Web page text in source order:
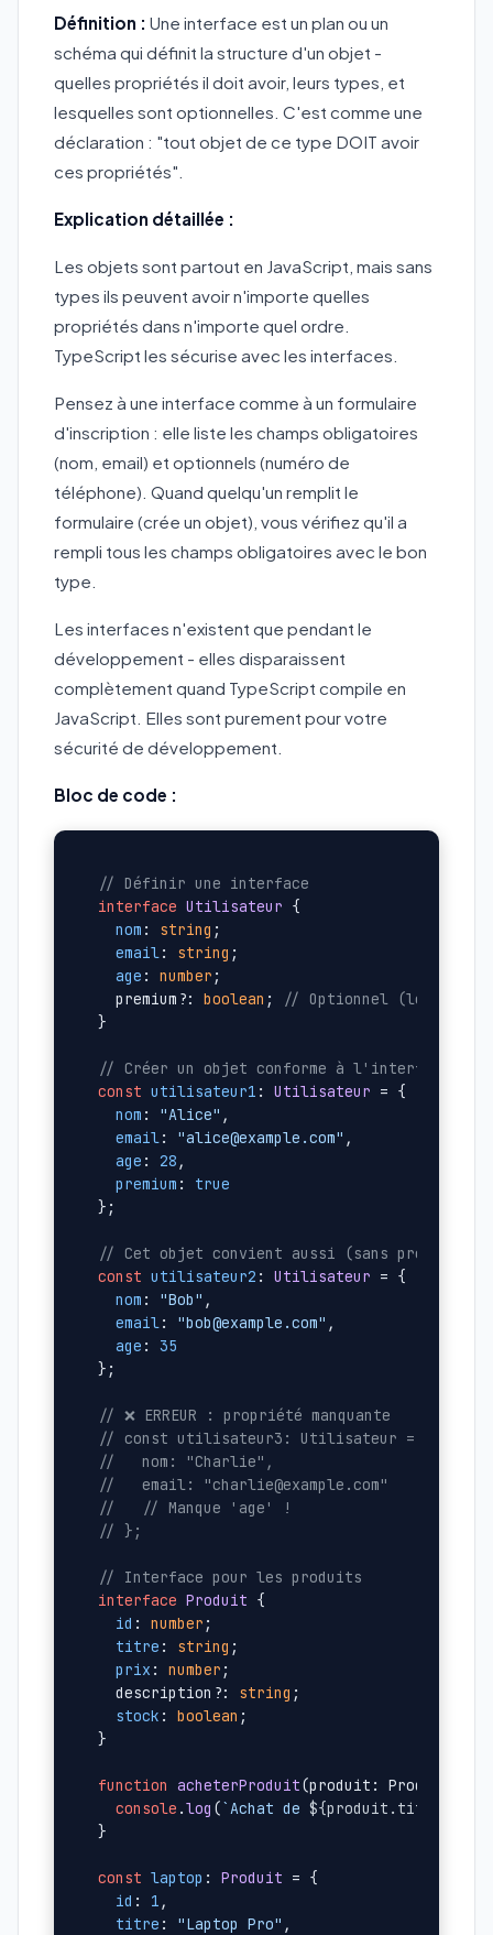
Définition : Une interface est un plan ou un
schéma qui définit la structure d'un objet -
quelles propriétés il doit avoir, leurs types, et
lesquelles sont optionnelles. C'est comme une
déclaration : "tout objet de ce type DOIT avoir
ces propriétés".
Explication détaillée :
Les objets sont partout en JavaScript, mais sans
types ils peuvent avoir n'importe quelles
propriétés dans n'importe quel ordre.
TypeScript les sécurise avec les interfaces.
Pensez à une interface comme à un formulaire
d'inscription : elle liste les champs obligatoires
(nom, email) et optionnels (numéro de
téléphone). Quand quelqu'un remplit le
formulaire (crée un objet), vous vérifiez qu'il a
rempli tous les champs obligatoires avec le bon
type.
Les interfaces n'existent que pendant le
développement - elles disparaissent
complètement quand TypeScript compile en
JavaScript. Elles sont purement pour votre
sécurité de développement.
Bloc de code :
// Définir une interface
interface Utilisateur {
nom : string ;
email: string ;
age : number ;
  premium?:
boolean ;
// Optionnel (le ?)
}
// Créer un objet conforme à l'interface
const utilisateur1 : Utilisateur = {
nom : "Alice" ,
email: "alice@example.com" ,
age : 28 ,
premium : true
};
// Cet objet convient aussi (sans propriété
const utilisateur2 : Utilisateur = {
nom : "Bob" ,
email: "bob@example.com" ,
age : 35
};
// ❌ ERREUR : propriété manquante
// const utilisateur3: Utilisateur = {
//   nom: "Charlie",
//   email: "charlie@example.com"
//   // Manque 'age' !
// };
// Interface pour les produits
interface Produit {
id : number ;
titre : string ;
prix : number ;
  description?:
string ;
stock : boolean ;
}
function acheterProduit(produit: Produit
console .log (`Achat de ${produit.titre}
}
const laptop : Produit = {
id : 1 ,
titre : "Laptop Pro" ,